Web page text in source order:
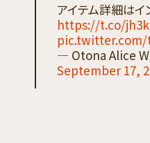
アイテム詳細は
https://t.co/
pic.twitter.com/
— Otona Alice
September 17,